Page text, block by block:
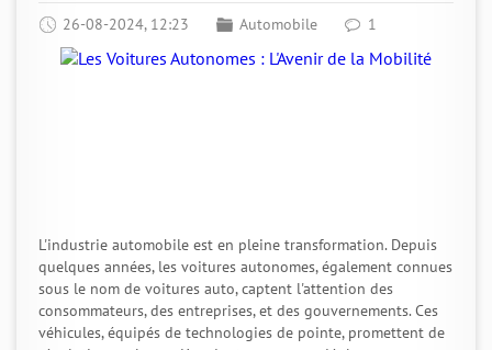
26-08-2024, 12:23 Automobile 1
L'industrie automobile est en pleine transformation. Depuis
quelques années, les voitures autonomes, également connues
sous le nom de voitures auto, captent l'attention des
consommateurs, des entreprises, et des gouvernements. Ces
véhicules, équipés de technologies de pointe, promettent de